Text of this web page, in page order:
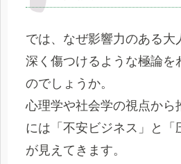
では、なぜ影響力のある大
深く傷つけるような極論を
のでしょうか。
心理学や社会学の視点から
には「不安ビジネス」と「
が見えてきます。